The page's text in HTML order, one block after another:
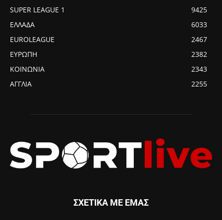
SUPER LEAGUE 1
9425
ΕΛΛΑΔΑ
6033
EUROLEAGUE
2467
ΕΥΡΩΠΗ
2382
ΚΟΙΝΩΝΙΑ
2343
ΑΓΓΛΙΑ
2255
ΣΧΕΤΙΚΑ ΜΕ ΕΜΑΣ